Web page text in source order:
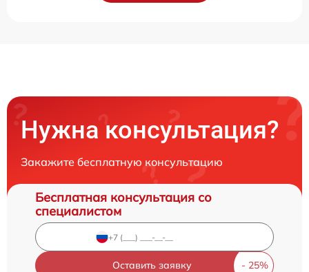
Нужна консультация?
Закажите бесплатную консультацию
Бесплатная консультация со
специалистом
Оставить заявку